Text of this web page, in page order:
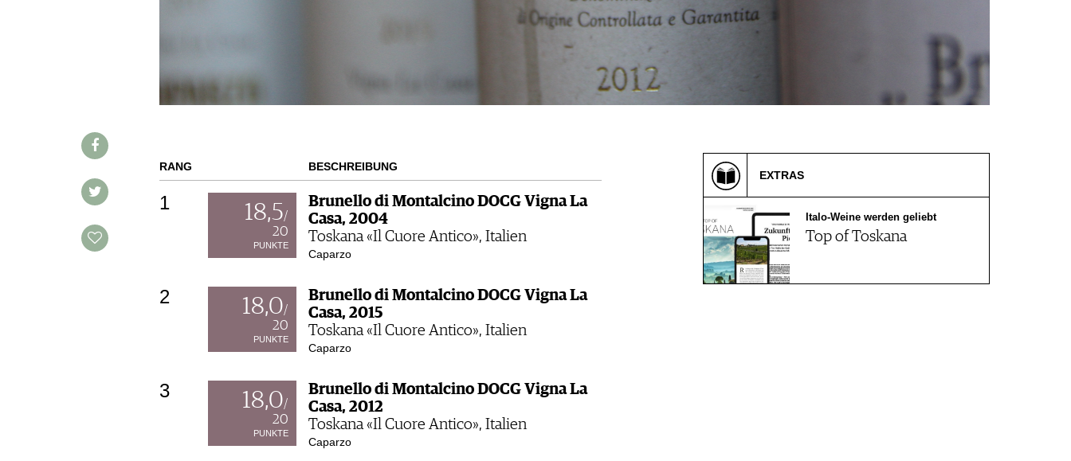
AGB & DATENSCHUTZ
DEUTSCHLAND
RANG BESCHREIBUNG
1 18,5/
20
PUNKTE
Brunello di Montalcino DOCG Vigna La
Casa, 2004
Toskana «Il Cuore Antico», Italien
Caparzo
2 18,0/
20
PUNKTE
Brunello di Montalcino DOCG Vigna La
Casa, 2015
Toskana «Il Cuore Antico», Italien
Caparzo
3 18,0/
20
PUNKTE
Brunello di Montalcino DOCG Vigna La
Casa, 2012
Toskana «Il Cuore Antico», Italien
Caparzo
EXTRAS
Italo-Weine werden geliebt
Top of Toskana